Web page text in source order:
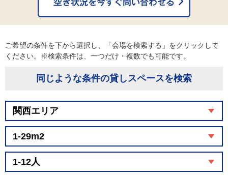
ご希望の条件を下から選択し、「会場を検索する」をクリックして
ください。※検索条件は、一つだけ・複数でも可能です。
同じような条件の貸しスペースを検索